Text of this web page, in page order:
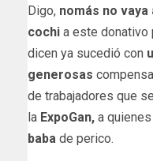
Digo, nomás no vaya
cochi a este donativo
dicen ya sucedió con
generosas
de trabajadores que
la ExpoGan, a
baba de perico.